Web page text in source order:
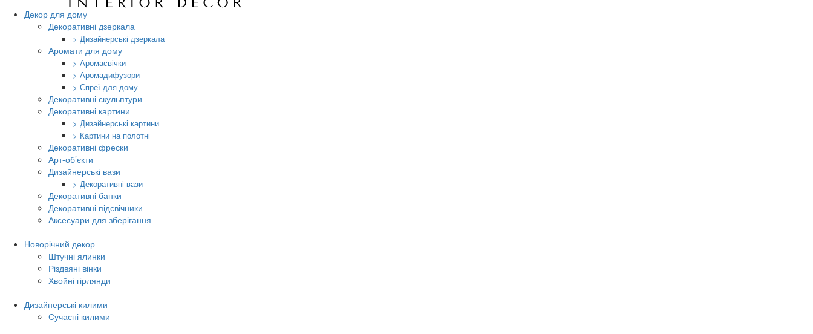
Декор для дому
Декоративні дзеркала
> Дизайнерські дзеркала
Аромати для дому
> Аромасвічки
> Аромадифузори
> Спреї для дому
Декоративні скульптури
Декоративні картини
> Дизайнерські картини
> Картини на полотні
Декоративні фрески
Арт-об’єкти
Дизайнерські вази
> Декоративні вази
Декоративні банки
Декоративні підсвічники
Аксесуари для зберігання
Новорічний декор
Штучні ялинки
Різдвяні вінки
Хвойні гірлянди
Дизайнерські килими
Сучасні килими